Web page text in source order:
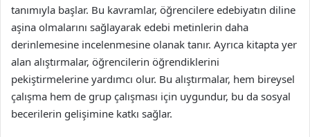
tanımıyla başlar. Bu kavramlar, öğrencilere edebiyatın diline
aşina olmalarını sağlayarak edebi metinlerin daha
derinlemesine incelenmesine olanak tanır. Ayrıca kitapta yer
alan alıştırmalar, öğrencilerin öğrendiklerini
pekiştirmelerine yardımcı olur. Bu alıştırmalar, hem bireysel
çalışma hem de grup çalışması için uygundur, bu da sosyal
becerilerin gelişimine katkı sağlar.